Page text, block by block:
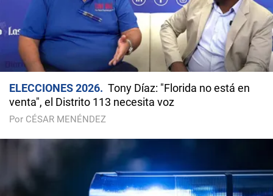
ELECCIONES 2026
Tony Díaz: "Florida no está en
venta", el Distrito 113 necesita voz
Por CÉSAR MENÉNDEZ